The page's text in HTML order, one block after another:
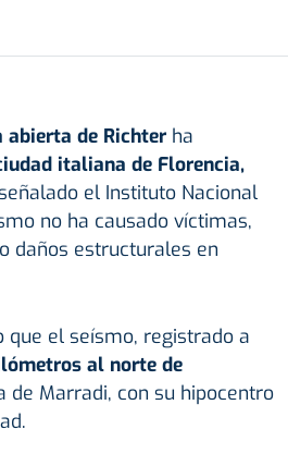
de Richterha
italiana de Florencia,
el Instituto Nacional
no ha causado víctimas,
daños estructurales en
que el seísmo, registrado a
al norte de
Marradi, con su hipocentro